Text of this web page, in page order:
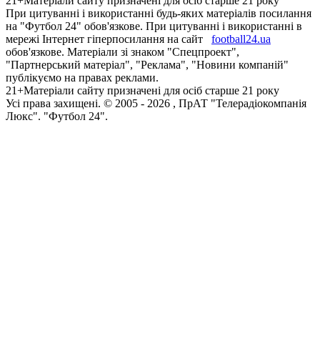
При цитуванні і використанні будь-яких матеріалів посилання
на "Футбол 24" обов'язкове. При цитуванні і використанні в
мережі Інтернет гіперпосилання на сайт
football24.ua
обов'язкове. Матеріали зі знаком "Спецпроект",
"Партнерський матеріал", "Реклама", "Новини компаній"
публікуємо на правах реклами.
21+Матеріали сайту призначені для осіб старше 21 року
Усi права захищенi. © 2005 - 2026 , ПрАТ "Телерадіокомпанія
Люкс". "Футбол 24".